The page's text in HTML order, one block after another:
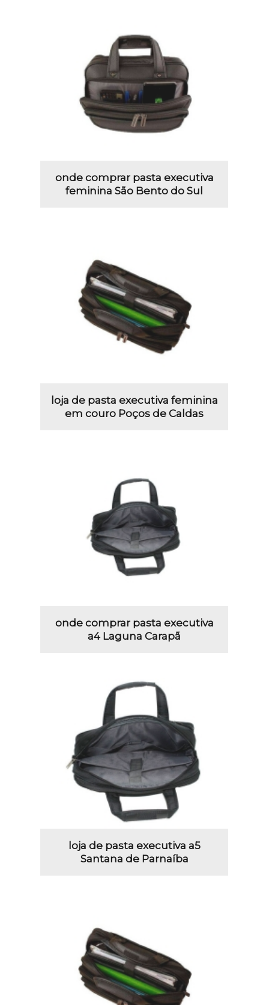
onde comprar pasta executiva
feminina São Bento do Sul
loja de pasta executiva feminina
em couro Poços de Caldas
onde comprar pasta executiva
a4 Laguna Carapã
loja de pasta executiva a5
Santana de Parnaíba